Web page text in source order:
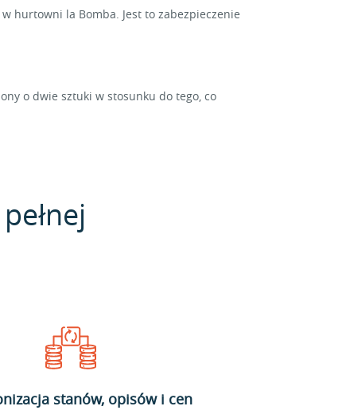
hurtowni la Bomba. Jest to zabezpieczenie
o dwie sztuki w stosunku do tego, co
stanów, opisów i cen